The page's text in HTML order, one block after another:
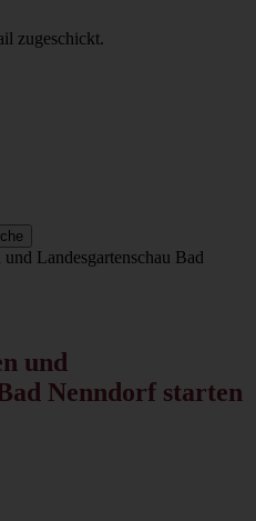
zugeschickt.
Landesgartenschau Bad
und
Nenndorf starten